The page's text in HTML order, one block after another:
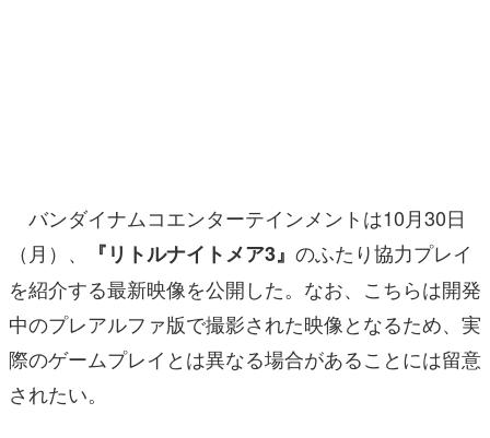
その他
電ファミニコゲーマーとは？
運営：株式会社マレ
バンダイナムコエンターテインメントは10月30日
（月）、
『リトルナイトメア3』 のふたり協力プレイ
を紹介する最新映像を公開した。なお、こちらは開発
中のプレアルファ版で撮影された映像となるため、実
際のゲームプレイとは異なる場合があることには留意
されたい。